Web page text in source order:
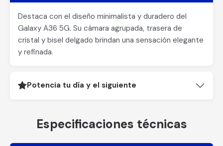
Destaca con el diseño minimalista y duradero del
Galaxy A36 5G. Su cámara agrupada, trasera de
cristal y bisel delgado brindan una sensación elegante
y refinada.
Potencia tu día y el siguiente
Especificaciones técnicas